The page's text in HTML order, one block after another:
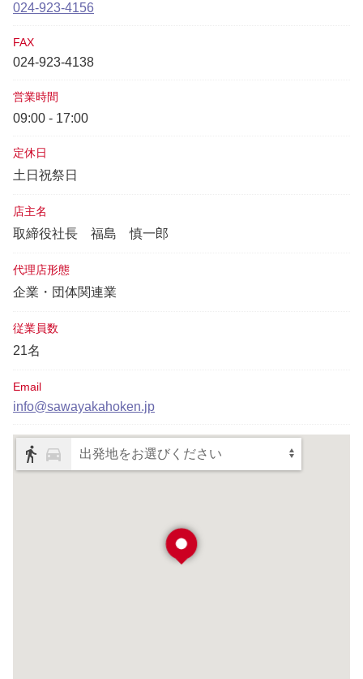
024-923-4156
FAX
024-923-4138
営業時間
09:00 - 17:00
定休日
土日祝祭日
店主名
取締役社長 福島 慎一郎
代理店形態
企業・団体関連業
従業員数
21名
Email
info@sawayakahoken.jp
出発地をお選びください